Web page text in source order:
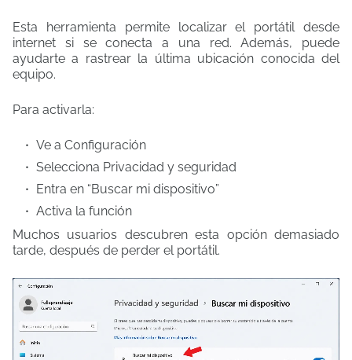
Esta herramienta permite localizar el portátil desde
internet si se conecta a una red. Además, puede
ayudarte a rastrear la última ubicación conocida del
equipo.
Para activarla:
Ve a Configuración
Selecciona Privacidad y seguridad
Entra en “Buscar mi dispositivo”
Activa la función
Muchos usuarios descubren esta opción demasiado
tarde, después de perder el portátil.